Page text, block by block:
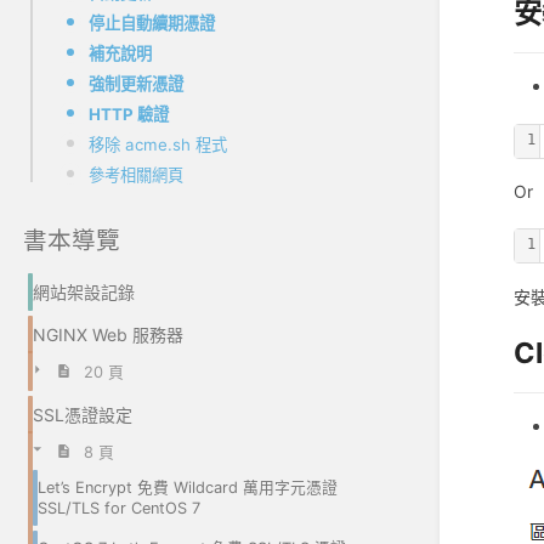
停止自動續期憑證
補充說明
強制更新憑證
HTTP 驗證
移除 acme.sh 程式
參考相關網頁
書本導覽
網站架設記錄
NGINX Web 服務器
20 頁
SSL憑證設定
8 頁
Let’s Encrypt 免費 Wildcard 萬用字元憑證
SSL/TLS for CentOS 7
1
Or
1
安